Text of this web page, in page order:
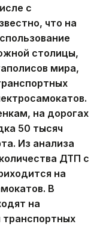
с
что на
столицы,
мира,
на дорогах
50 тысяч
Из анализа
ДТП с
на
В
на
транспортных